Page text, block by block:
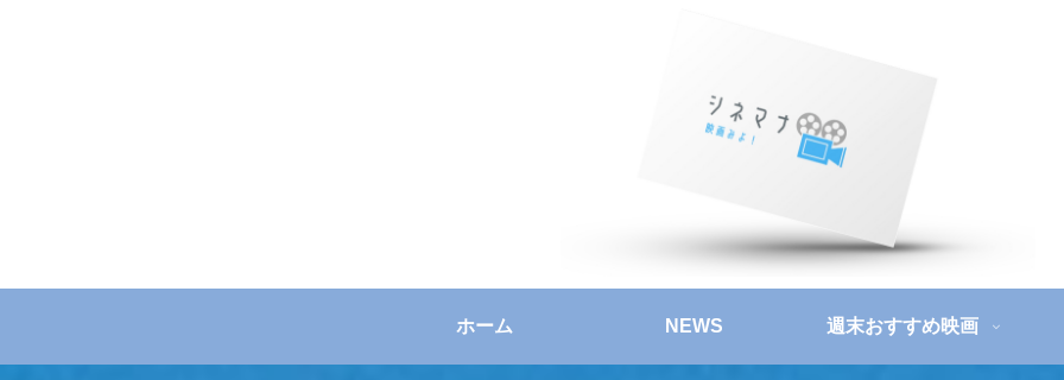
ホーム NEWS 週末おすすめ映画